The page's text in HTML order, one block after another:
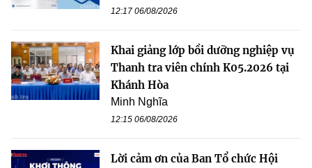
12:17 06/08/2026
Khai giảng lớp bồi dưỡng nghiệp vụ
Thanh tra viên chính K05.2026 tại
Khánh Hòa
Minh Nghĩa
12:15 06/08/2026
Lời cảm ơn của Ban Tổ chức Hội